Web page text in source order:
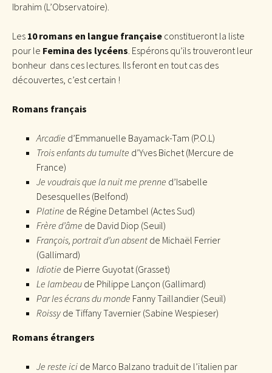
Ibrahim (L’Observatoire).
Les 10 romans en langue française constitueront la liste
pour le Femina des lycéens . Espérons qu’ils trouveront leur
bonheur dans ces lectures. Ils feront en tout cas des
découvertes, c’est certain !
Romans français
Arcadie d’Emmanuelle Bayamack-Tam (P.O.L)
Trois enfants du tumulte d’Yves Bichet (Mercure de
France)
Je voudrais que la nuit me prenne d’Isabelle
Desesquelles (Belfond)
Platine de Régine Detambel (Actes Sud)
Frère d’âme de David Diop (Seuil)
François, portrait d’un absent de Michaël Ferrier
(Gallimard)
Idiotie de Pierre Guyotat (Grasset)
Le lambeau de Philippe Lançon (Gallimard)
Par les écrans du monde Fanny Taillandier (Seuil)
Roissy de Tiffany Tavernier (Sabine Wespieser)
Romans étrangers
Je reste ici de Marco Balzano traduit de l’italien par